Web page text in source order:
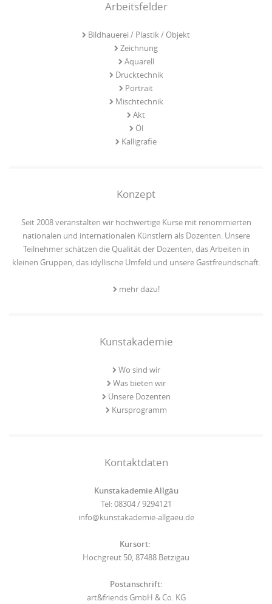
Arbeitsfelder
Bildhauerei / Plastik / Objekt
Zeichnung
Aquarell
Drucktechnik
Portrait
Mischtechnik
Akt
Öl
Kalligrafie
Konzept
Seit 2008 veranstalten wir hochwertige Kurse mit renommierten
nationalen und internationalen Künstlern als Dozenten. Unsere
Teilnehmer schätzen die Qualität der Dozenten, das Arbeiten in
kleinen Gruppen, das idyllische Umfeld und unsere Gastfreundschaft.
mehr dazu!
Kunstakademie
Wo sind wir
Was bieten wir
Unsere Dozenten
Kursprogramm
Kontaktdaten
Kunstakademie Allgäu
Tel: 08304 / 9294121
info@kunstakademie-allgaeu.de
Kursort:
Hochgreut 50, 87488 Betzigau
Postanschrift:
art&friends GmbH & Co. KG